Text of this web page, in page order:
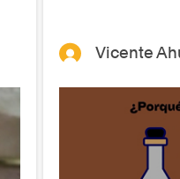
Vicente